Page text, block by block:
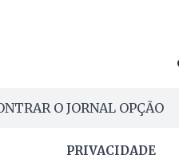
O JORNAL OPÇÃO
PRIVACIDADE